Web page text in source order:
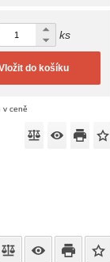
ks
do košíku
v ceně